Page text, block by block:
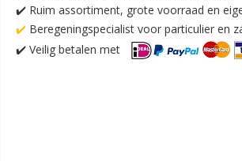
✔️ Ruim assortiment, grote voorraad en
✔️ Beregeningspecialist voor particulier en
✔️ Veilig betalen met